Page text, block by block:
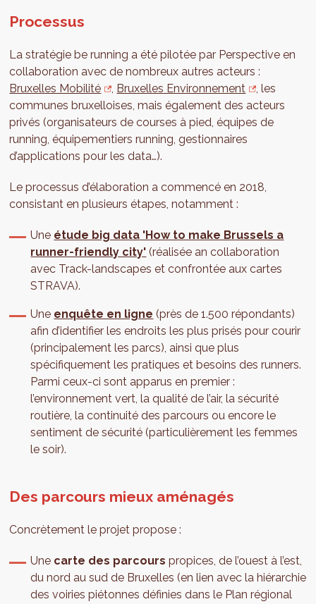
Processus
La stratégie be running a été pilotée par Perspective en
collaboration avec de nombreux autres acteurs :
Bruxelles Mobilité
, Bruxelles Environnement
, les
communes bruxelloises, mais également des acteurs
privés (organisateurs de courses à pied, équipes de
running, équipementiers running, gestionnaires
d’applications pour les data…).
Le processus d’élaboration a commencé en 2018,
consistant en plusieurs étapes, notamment :
Une étude big data 'How to make Brussels a
runner-friendly city' (réalisée an collaboration
avec Track-landscapes et confrontée aux cartes
STRAVA).
Une enquête en ligne (près de 1.500 répondants)
afin d’identifier les endroits les plus prisés pour courir
(principalement les parcs), ainsi que plus
spécifiquement les pratiques et besoins des runners.
Parmi ceux-ci sont apparus en premier :
l’environnement vert, la qualité de l’air, la sécurité
routière, la continuité des parcours ou encore le
sentiment de sécurité (particulièrement les femmes
le soir).
Des parcours mieux aménagés
Concrètement le projet propose :
Une carte des parcours propices, de l’ouest à l’est,
du nord au sud de Bruxelles (en lien avec la hiérarchie
des voiries piétonnes définies dans le Plan régional